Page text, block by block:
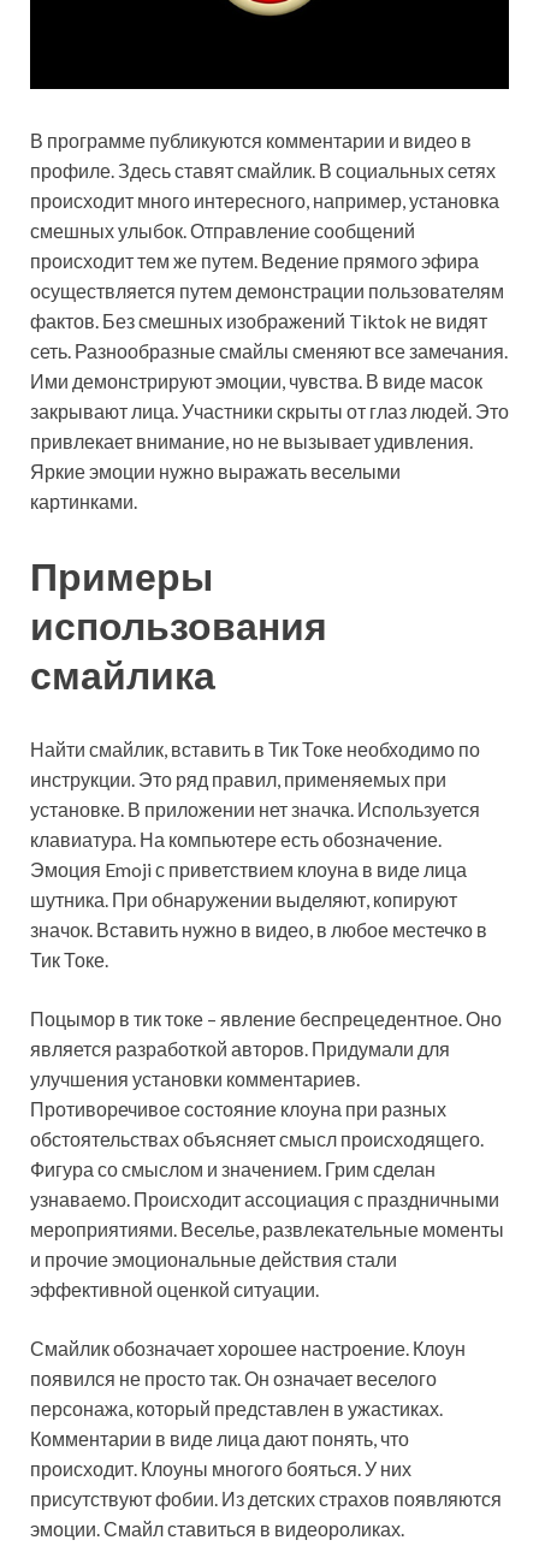
В программе публикуются комментарии и видео в
профиле. Здесь ставят смайлик. В социальных сетях
происходит много интересного, например, установка
смешных улыбок. Отправление сообщений
происходит тем же путем. Ведение прямого эфира
осуществляется путем демонстрации пользователям
фактов. Без смешных изображений Tiktok не видят
сеть. Разнообразные смайлы сменяют все замечания.
Ими демонстрируют эмоции, чувства. В виде масок
закрывают лица. Участники скрыты от глаз людей. Это
привлекает внимание, но не вызывает удивления.
Яркие эмоции нужно выражать веселыми
картинками.
Примеры
использования
смайлика
Найти смайлик, вставить в Тик Токе необходимо по
инструкции. Это ряд правил, применяемых при
установке. В приложении нет значка. Используется
клавиатура. На компьютере есть обозначение.
Эмоция Emoji с приветствием клоуна в виде лица
шутника. При обнаружении выделяют, копируют
значок. Вставить нужно в видео, в любое местечко в
Тик Токе.
Поцымор в тик токе – явление беспрецедентное. Оно
является разработкой авторов. Придумали для
улучшения установки комментариев.
Противоречивое состояние клоуна при разных
обстоятельствах объясняет смысл происходящего.
Фигура со смыслом и значением. Грим сделан
узнаваемо. Происходит ассоциация с праздничными
мероприятиями. Веселье, развлекательные моменты
и прочие эмоциональные действия стали
эффективной оценкой ситуации.
Смайлик обозначает хорошее настроение. Клоун
появился не просто так. Он означает веселого
персонажа, который представлен в ужастиках.
Комментарии в виде лица дают понять, что
происходит. Клоуны многого бояться. У них
присутствуют фобии. Из детских страхов появляются
эмоции. Смайл ставиться в видеороликах.